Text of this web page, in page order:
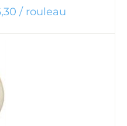
/ rouleau